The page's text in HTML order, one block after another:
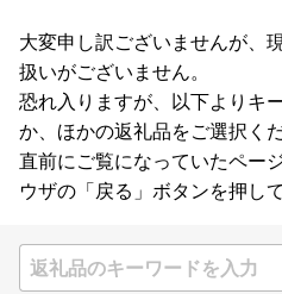
大変申し訳ございませんが、
扱いがございません。
恐れ入りますが、以下よりキ
か、ほかの返礼品をご選択くだ
直前にご覧になっていたペー
ウザの「戻る」ボタンを押し